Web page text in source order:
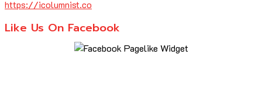
https://icolumnist.co
Like Us On Facebook